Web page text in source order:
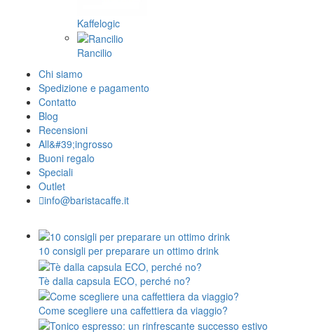
Kaffelogic
Rancilio
Chi siamo
Spedizione e pagamento
Contatto
Blog
Recensioni
All&#39;ingrosso
Buoni regalo
Speciali
Outlet
info@baristacaffe.it
10 consigli per preparare un ottimo drink
Tè dalla capsula ECO, perché no?
Come scegliere una caffettiera da viaggio?